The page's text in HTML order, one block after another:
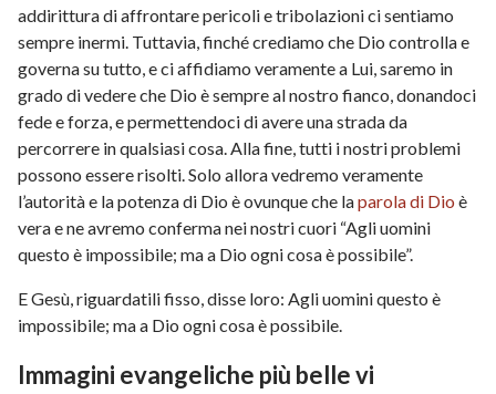
addirittura di affrontare pericoli e tribolazioni ci sentiamo
sempre inermi. Tuttavia, finché crediamo che Dio controlla e
governa su tutto, e ci affidiamo veramente a Lui, saremo in
grado di vedere che Dio è sempre al nostro fianco, donandoci
fede e forza, e permettendoci di avere una strada da
percorrere in qualsiasi cosa. Alla fine, tutti i nostri problemi
possono essere risolti. Solo allora vedremo veramente
l’autorità e la potenza di Dio è ovunque che laparola di Dio è
vera e ne avremo conferma nei nostri cuori “Agli uomini
questo è impossibile; ma a Dio ogni cosa è possibile”.
E Gesù, riguardatili fisso, disse loro: Agli uomini questo è
impossibile; ma a Dio ogni cosa è possibile.
Immagini evangeliche più belle vi